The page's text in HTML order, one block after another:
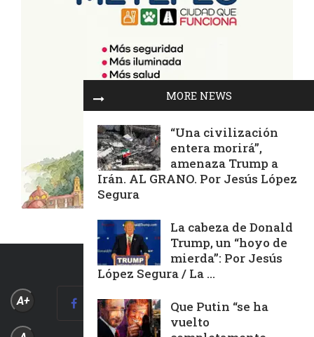
MORE NEWS
“Una civilización
entera morirá”,
amenaza Trump a
Irán. AL GRANO. Por Jesús López
Segura
La cabeza de Donald
Trump, un “hoyo de
mierda”: Por Jesús
López Segura / La ...
Que Putin “se ha
vuelto
A+